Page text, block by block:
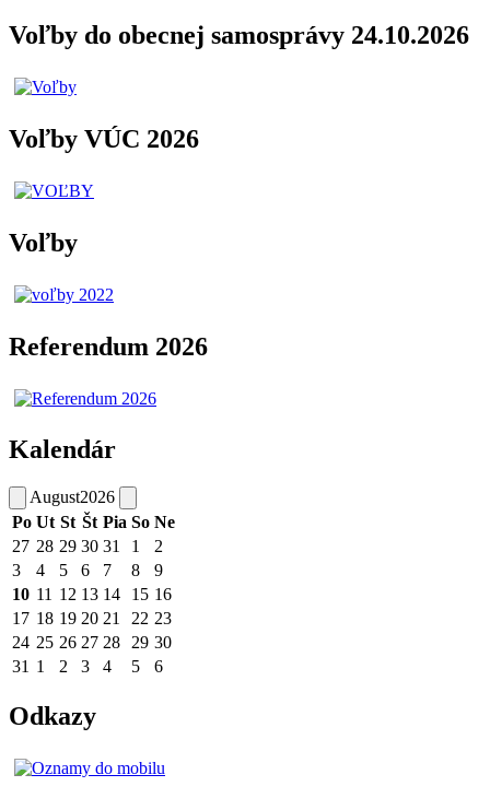
Voľby do obecnej samosprávy 24.10.2026
Voľby VÚC 2026
Voľby
Referendum 2026
Kalendár
August2026
Po Ut St Št Pia So Ne
27 28 29 30 31 1
2
3
4 5 6 7 8
9
10 11 12 13 14 15 16
17 18 19 20 21 22 23
24 25 26 27 28 29 30
31 1 2 3 4 5 6
Odkazy